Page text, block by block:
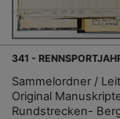
341 -
Sammelordner /
Original
Rundstrecken-